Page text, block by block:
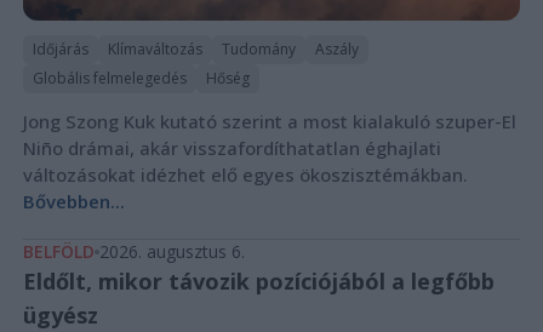
Időjárás Klímaváltozás Tudomány
Aszály
Globális felmelegedés
Hőség
Jong Szong Kuk kutató szerint a most kialakuló szuper-El
Niño drámai, akár visszafordíthatatlan éghajlati
változásokat idézhet elő egyes ökoszisztémákban.
Bővebben...
BELFÖLD 2026. augusztus 6.
Eldőlt, mikor távozik pozíciójából a legfőbb
ügyész